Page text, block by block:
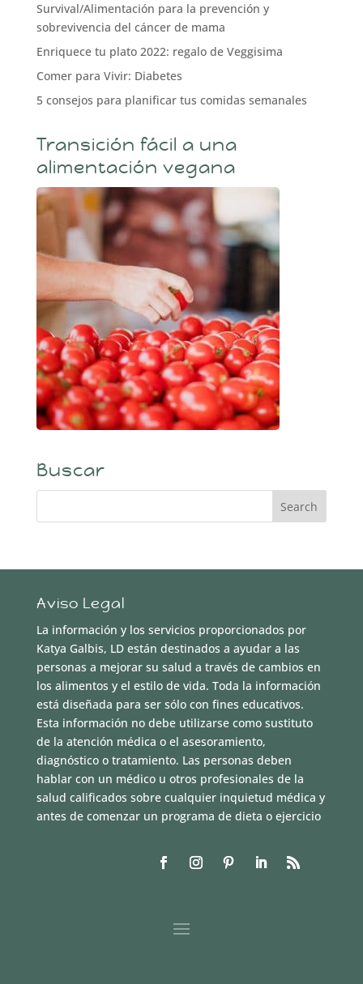
Survival/Alimentación para la prevención y
sobrevivencia del cáncer de mama
Enriquece tu plato 2022: regalo de Veggisima
Comer para Vivir: Diabetes
5 consejos para planificar tus comidas semanales
Transición fácil a una
alimentación vegana
Buscar
Aviso Legal
La información y los servicios proporcionados por
Katya Galbis, LD están destinados a ayudar a las
personas a mejorar su salud a través de cambios en
los alimentos y el estilo de vida. Toda la información
está diseñada para ser sólo con fines educativos.
Esta información no debe utilizarse como sustituto
de la atención médica o el asesoramiento,
diagnóstico o tratamiento. Las personas deben
hablar con un médico u otros profesionales de la
salud calificados sobre cualquier inquietud médica y
antes de comenzar un programa de dieta o ejercicio